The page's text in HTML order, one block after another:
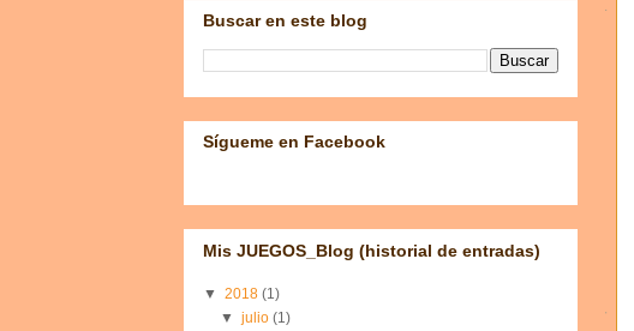
Buscar en este blog
Sígueme en Facebook
Mis JUEGOS_Blog (historial de entradas)
▼ 2018 (1)
▼julio(1)